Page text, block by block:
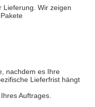
Lieferung. Wir zeigen
nachdem es Ihre
Lieferfrist hängt
Auftrages.